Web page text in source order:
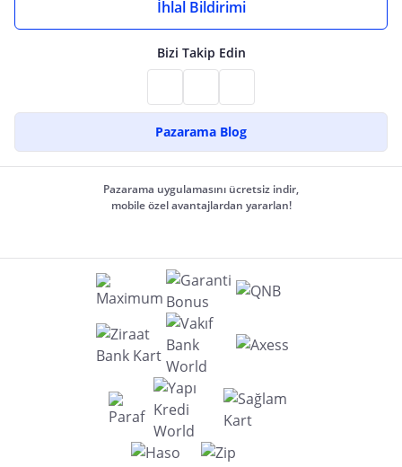
İhlal Bildirimi
Bizi Takip Edin
Pazarama Blog
Pazarama uygulamasını ücretsiz indir,
mobile özel avantajlardan yararlan!